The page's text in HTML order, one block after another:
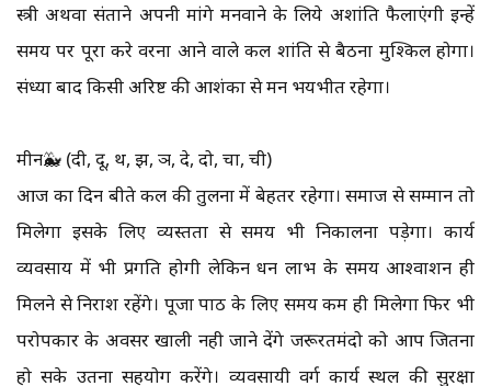
स्त्री अथवा संताने अपनी मांगे मनवाने के लिये अशांति फैलाएंगी इन्हें
समय पर पूरा करे वरना आने वाले कल शांति से बैठना मुश्किल होगा।
संध्या बाद किसी अरिष्ट की आशंका से मन भयभीत रहेगा।
मीन🐳 (दी, दू, थ, झ, ञ, दे, दो, चा, ची)
आज का दिन बीते कल की तुलना में बेहतर रहेगा। समाज से सम्मान तो
मिलेगा इसके लिए व्यस्तता से समय भी निकालना पड़ेगा। कार्य
व्यवसाय में भी प्रगति होगी लेकिन धन लाभ के समय आश्वाशन ही
मिलने से निराश रहेंगे। पूजा पाठ के लिए समय कम ही मिलेगा फिर भी
परोपकार के अवसर खाली नही जाने देंगे जरूरतमंदो को आप जितना
हो सके उतना सहयोग करेंगे। व्यवसायी वर्ग कार्य स्थल की सुरक्षा